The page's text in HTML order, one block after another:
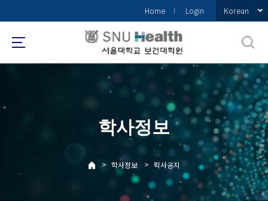
로
메
Home Login Korean
학사정보
> 학사정보 > 학사공지